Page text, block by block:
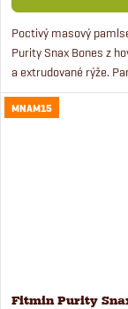
Poctivý masový
Purity Snax Bones z
a extrudované rýže.
vhodný pro dospělé
zkrácení dlouhé chvíle
MNAM15
Fitmin Purity